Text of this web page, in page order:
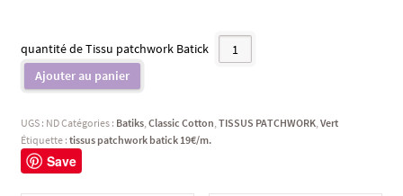
quantité de Tissu patchwork Batick
Ajouter au panier
UGS : NDCatégories : Batiks, Classic Cotton TISSUS PATCHWORK, Vert
Étiquette : tissus patchwork batick 19€/m.
Save